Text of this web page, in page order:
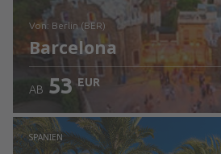
von: Berlin (BER)
Barcelona
Prüfe die Einzelheiten
AB 53 EUR
SPANIEN